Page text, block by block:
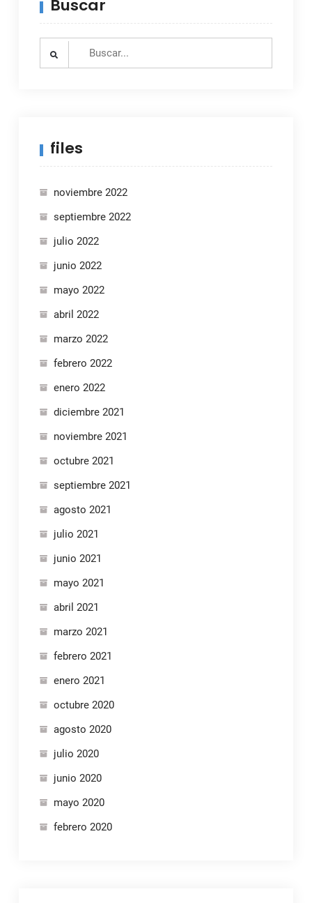
Buscar
Search
files
noviembre 2022
septiembre 2022
julio 2022
junio 2022
mayo 2022
abril 2022
marzo 2022
febrero 2022
enero 2022
diciembre 2021
noviembre 2021
octubre 2021
septiembre 2021
agosto 2021
julio 2021
junio 2021
mayo 2021
abril 2021
marzo 2021
febrero 2021
enero 2021
octubre 2020
agosto 2020
julio 2020
junio 2020
mayo 2020
febrero 2020